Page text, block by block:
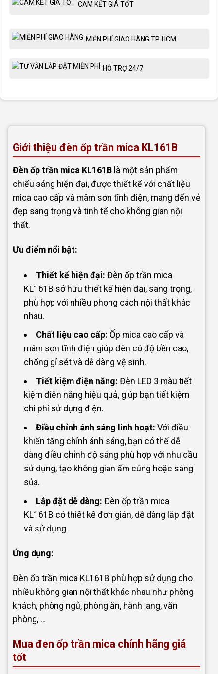
CAM KẾT GIÁ TỐT
MIỄN PHÍ GIAO HÀNG TP. HCM
HỖ TRỢ 24/7
Giới thiệu đèn ốp trần mica KL161B
Đèn ốp trần mica KL161B là một sản phẩm
chiếu sáng hiện đại, được thiết kế với chất liệu
mica cao cấp và mâm sơn tĩnh điện, mang đến vẻ
đẹp sang trọng và tinh tế cho không gian nội
thất.
Ưu điểm nổi bật:
Thiết kế hiện đại: Đèn ốp trần mica
KL161B sở hữu thiết kế hiện đại, sang trọng,
phù hợp với nhiều phong cách nội thất khác
nhau.
Chất liệu cao cấp: Ốp mica cao cấp và
mâm sơn tĩnh điện giúp đèn có độ bền cao,
chống gỉ sét và dễ dàng vệ sinh.
Tiết kiệm điện năng: Đèn LED 3 màu tiết
kiệm điện năng hiệu quả, giúp bạn tiết kiệm
chi phí sử dụng điện.
Điều chỉnh ánh sáng linh hoạt: Với điều
khiển tăng chỉnh ánh sáng, bạn có thể dễ
dàng điều chỉnh độ sáng phù hợp với nhu cầu
sử dụng, tạo không gian ấm cúng hoặc sáng
sủa.
Lắp đặt dễ dàng: Đèn ốp trần mica
KL161B có thiết kế đơn giản, dễ dàng lắp đặt
và sử dụng.
Ứng dụng:
Đèn ốp trần mica KL161B phù hợp sử dụng cho
nhiều không gian nội thất khác nhau như phòng
khách, phòng ngủ, phòng ăn, hành lang, văn
phòng, …
Mua đen ốp trần mica chính hãng giá
tốt